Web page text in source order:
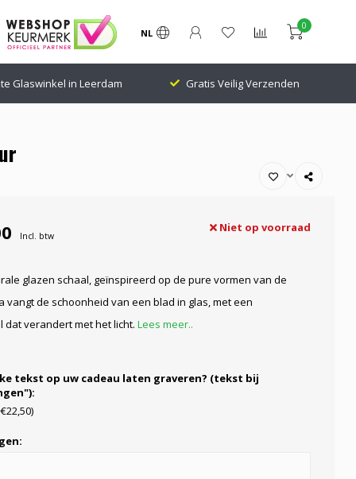
NL
0
Glaswinkel in Leerdam Gratis Veilig Verzenden
Incl. btw
Niet op voorraad
glazen schaal, geïnspireerd op de pure vormen van de
vangt de schoonheid van een blad in glas, met een
dat verandert met het licht. Lees meer..
tekst op uw cadeau laten graveren? (tekst bij